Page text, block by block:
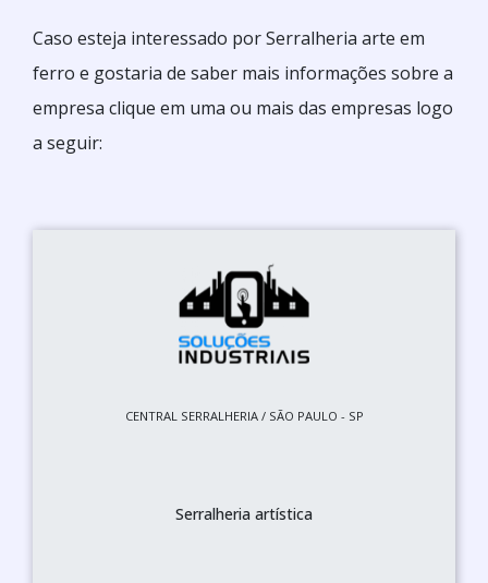
Caso esteja interessado por Serralheria arte em
ferro e gostaria de saber mais informações sobre a
empresa clique em uma ou mais das empresas logo
a seguir:
CENTRAL SERRALHERIA / SÃO PAULO - SP
Serralheria artística